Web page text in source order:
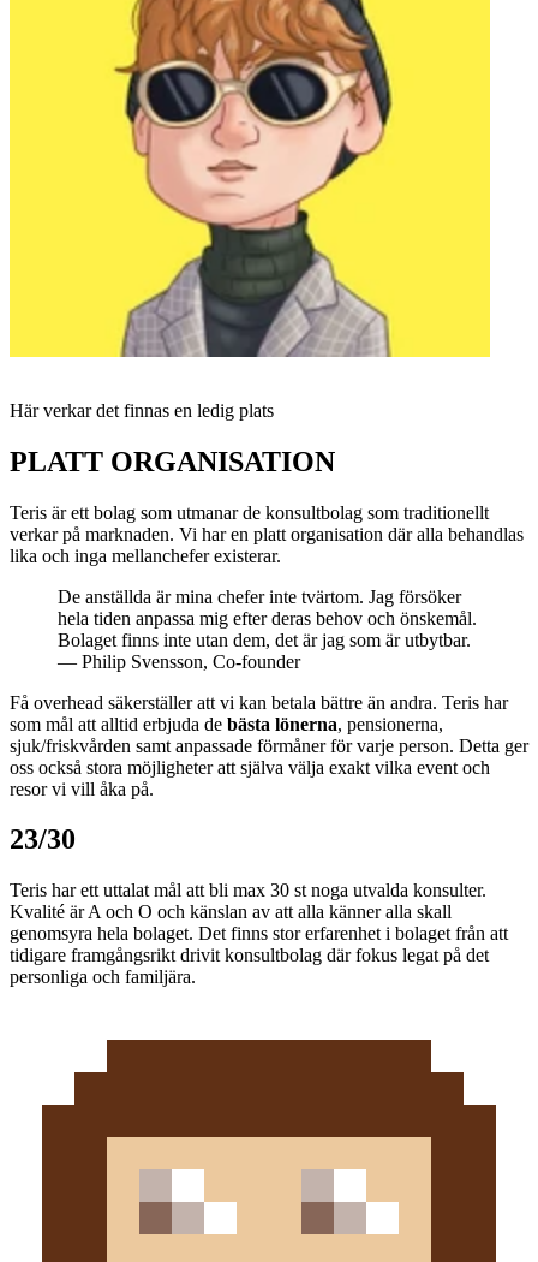
Här verkar det finnas en ledig plats
PLATT ORGANISATION
Teris är ett bolag som utmanar de konsultbolag som traditionellt
verkar på marknaden. Vi har en platt organisation där alla behandlas
lika och inga mellanchefer existerar.
De anställda är mina chefer inte tvärtom. Jag försöker
hela tiden anpassa mig efter deras behov och önskemål.
Bolaget finns inte utan dem, det är jag som är utbytbar.
— Philip Svensson, Co-founder
Få overhead säkerställer att vi kan betala bättre än andra. Teris har
som mål att alltid erbjuda de bästa lönerna, pensionerna,
sjuk/friskvården samt anpassade förmåner för varje person. Detta ger
oss också stora möjligheter att själva välja exakt vilka event och
resor vi vill åka på.
23/30
Teris har ett uttalat mål att bli max 30 st noga utvalda konsulter.
Kvalité är A och O och känslan av att alla känner alla skall
genomsyra hela bolaget. Det finns stor erfarenhet i bolaget från att
tidigare framgångsrikt drivit konsultbolag där fokus legat på det
personliga och familjära.